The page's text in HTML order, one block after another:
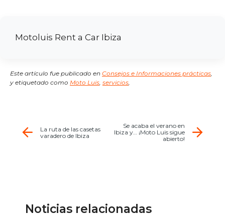
Motoluis Rent a Car Ibiza
Este artículo fue publicado en Consejos e Informaciones prácticas,
y etiquetado como Moto Luis, servicios,
La ruta de las casetas
varadero de Ibiza
Se acaba el verano en
Ibiza y… ¡Moto Luis sigue
abierto!
Noticias relacionadas